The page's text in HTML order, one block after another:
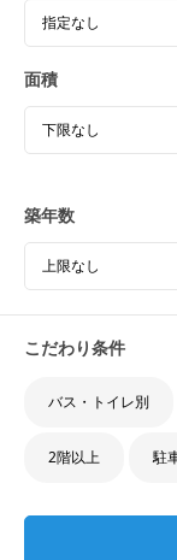
面積
築年数
こだわり条件
バス・トイレ別
2階以上 駐
物件相談の前に
他店舗で
合があり
浅草駅